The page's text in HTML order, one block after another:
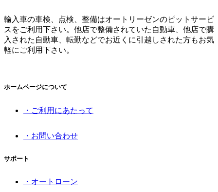
輸入車の車検、点検、整備はオートリーゼンのピットサービ
スをご利用下さい。他店で整備されていた自動車、他店で購
入された自動車、転勤などでお近くに引越しされた方もお気
軽にご利用下さい。
ホームページについて
・ご利用にあたって
・お問い合わせ
サポート
・オートローン